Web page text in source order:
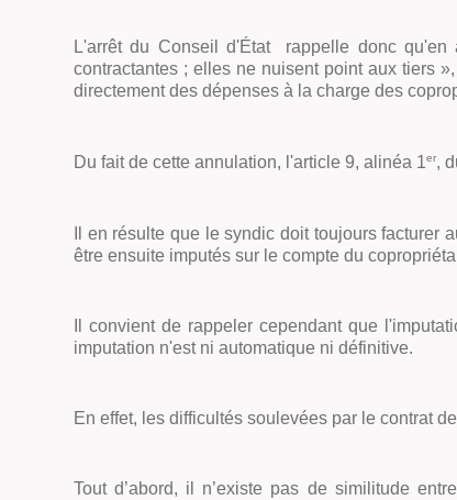
L'arrêt du Conseil d'État rappelle donc qu'en
contractantes ; elles ne nuisent point aux tiers
directement des dépenses à la charge des
Du fait de cette annulation, l'article 9, alinéa 1er,
Il en résulte que le syndic doit toujours
être ensuite imputés sur le compte du
Il convient de rappeler cependant que
imputation n'est ni automatique ni définitive.
En effet, les difficultés soulevées par le contrat
Tout d’abord, il n’existe pas de similitude